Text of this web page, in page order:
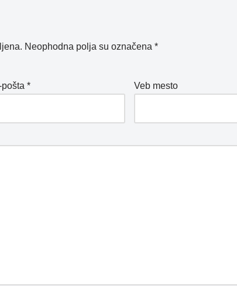
Neophodna polja su označena *
pošta* Veb mesto